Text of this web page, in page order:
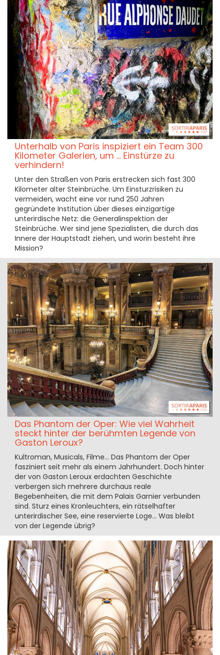
Unterhalb von Paris inspiziert ein Team 300
Kilometer Galerien, um ... Einstürze zu
verhindern!
Unter den Straßen von Paris erstrecken sich fast 300
Kilometer alter Steinbrüche. Um Einsturzrisiken zu
vermeiden, wacht eine vor rund 250 Jahren
gegründete Institution über dieses einzigartige
unterirdische Netz: die Generalinspektion der
Steinbrüche. Wer sind jene Spezialisten, die durch das
Innere der Hauptstadt ziehen, und worin besteht ihre
Mission?
Das Phantom der Oper: Wie viel Wahrheit
steckt hinter der berühmten Legende von
Gaston Leroux?
Kultroman, Musicals, Filme... Das Phantom der Oper
fasziniert seit mehr als einem Jahrhundert. Doch hinter
der von Gaston Leroux erdachten Geschichte
verbergen sich mehrere durchaus reale
Begebenheiten, die mit dem Palais Garnier verbunden
sind. Sturz eines Kronleuchters, ein rätselhafter
unterirdischer See, eine reservierte Loge... Was bleibt
von der Legende übrig?